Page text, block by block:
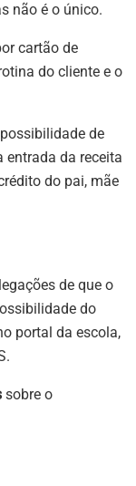
não é o único.
cartão de
do cliente e o
de
entrada da receita
do pai, mãe
de que o
do
portal da escola,
sobre o